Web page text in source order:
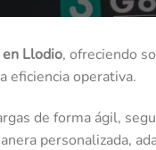
Llodio, ofreciendo
eficiencia operativa.
de forma ágil,
personalizada,